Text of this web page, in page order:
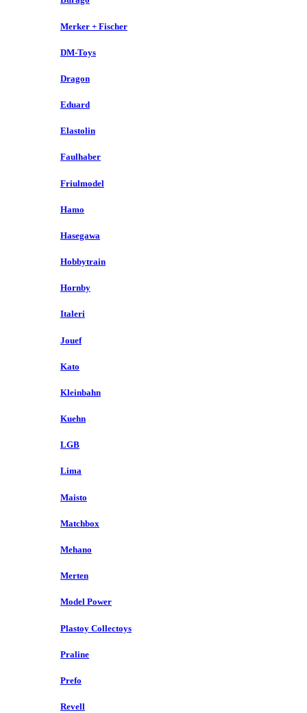
Merker + Fischer
DM-Toys
Dragon
Eduard
Elastolin
Faulhaber
Friulmodel
Hamo
Hasegawa
Hobbytrain
Hornby
Italeri
Jouef
Kato
Kleinbahn
Kuehn
LGB
Lima
Maisto
Matchbox
Mehano
Merten
Model Power
Plastoy Collectoys
Praline
Prefo
Revell